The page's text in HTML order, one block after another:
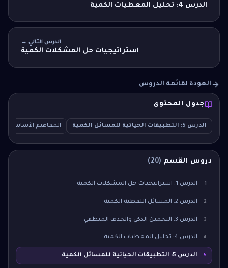
الدرس 4: تحليل المعطيات الكمية
الدرس التالي →
استراتيجيات حل المشكلات الكمية
العودة لقائمة الدروس
جدول المحتوى
الدرس 5: التطبيقات الحياتية للمسائل الكمية المفاهيم الأساسية
دروس القسم (
20
)
1 الدرس 1: استراتيجيات حل المشكلات الكمية
2 الدرس 2: المسائل اللفظية الكمية
3 الدرس 3: التخمين الذكي والحذف المنطقي
4 الدرس 4: تحليل المعطيات الكمية
5 الدرس 5: التطبيقات الحياتية للمسائل الكمية